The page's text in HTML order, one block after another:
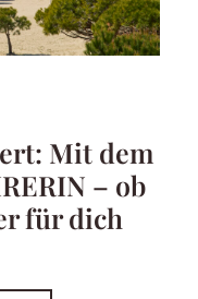
Mit dem
– ob
für dich